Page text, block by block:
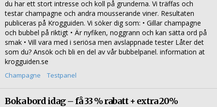
du har ett stort intresse och koll på grunderna. Vi träffas och
testar champagne och andra mousserande viner. Resultaten
publiceras på Krogguiden. Vi söker dig som: • Gillar champagne
och bubbel på riktigt • Är nyfiken, noggrann och kan sätta ord på
smak • Vill vara med i seriösa men avslappnade tester Låter det
som du? Ansök och bli en del av vår bubbelpanel. information at
krogguiden.se
Champagne Testpanel
Boka bord idag – få 33 % rabatt + extra 20%